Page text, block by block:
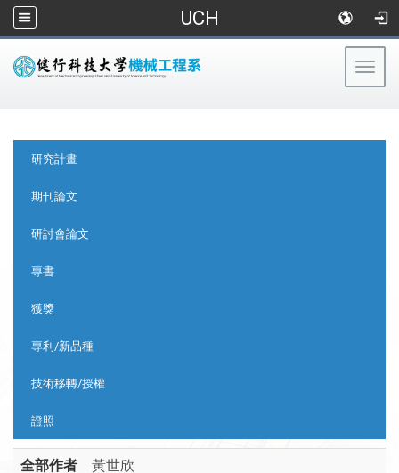
UCH
研究計畫
期刊論文
研討會論文
專書
獲獎
專利/新品種
技術移轉/授權
證照
全部作者 黃世欣